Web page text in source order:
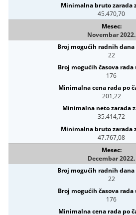
45.470,70
Novembar 2022.
22
176
201,22
35.414,72
47.767,08
Decembar 2022.
22
176